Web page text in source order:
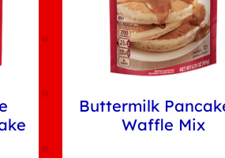
Buttermilk
Waffle Mix